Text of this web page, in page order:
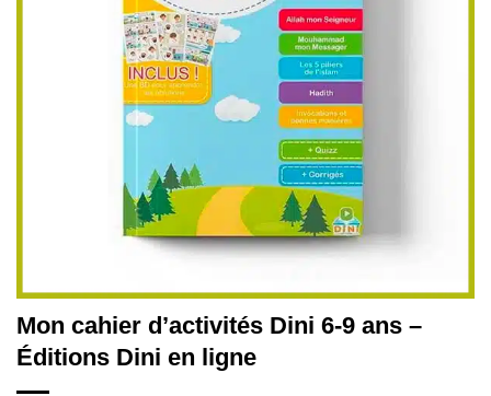
Mon cahier d’activités Dini 6-9 ans –
Éditions Dini en ligne